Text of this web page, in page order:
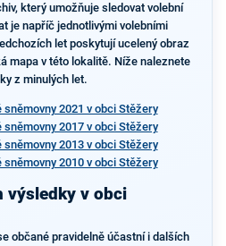
který umožňuje sledovat volební
je napříč jednotlivými volebními
let poskytují ucelený obraz
mapa v této lokalitě. Níže naleznete
z minulých let.
sněmovny 2021 v obci Stěžery
sněmovny 2017 v obci Stěžery
sněmovny 2013 v obci Stěžery
sněmovny 2010 v obci Stěžery
výsledky v obci
občané pravidelně účastní i dalších